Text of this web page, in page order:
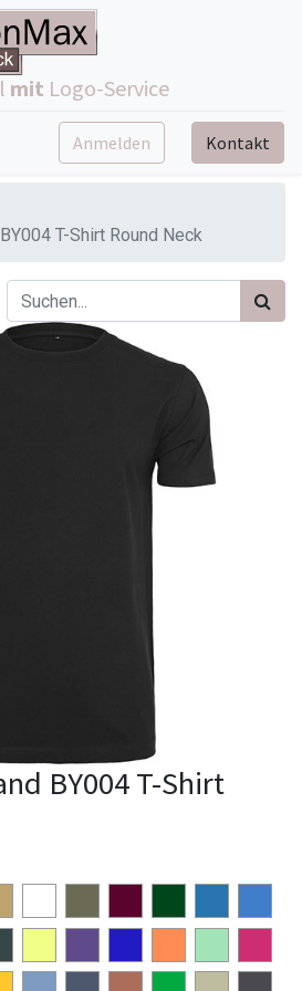
mit Logo-Service
Anmelden Kontakt
T-Shirt Round Neck
BY004 T-Shirt